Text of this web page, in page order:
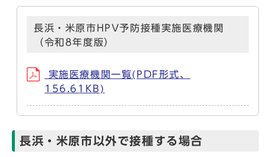
長浜・米原市HPV予防接種実施医療機関
（令和8年度版）
実施医療機関一覧(PDF形式、
156.61KB)
長浜・米原市以外で接種する場合